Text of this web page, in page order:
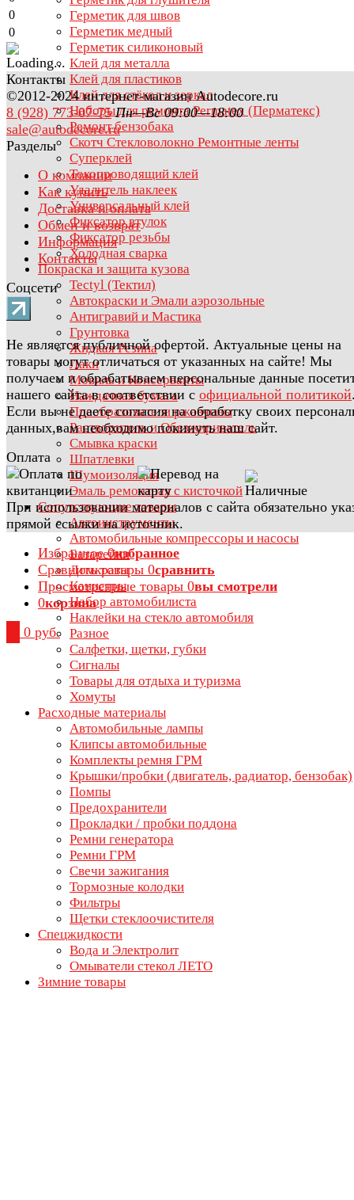
Герметик для швов
Герметик медный
Герметик силиконовый
Клей для металла
Клей для пластиков
Клей для стёкол и зеркал
Наборы для ремонта Permatex (Перматекс)
Ремонт бензобака
Скотч Стекловолокно Ремонтные ленты
Суперклей
Токопроводящий клей
Удалитель наклеек
Универсальный клей
Фиксатор втулок
Фиксатор резьбы
Холодная сварка
Покраска и защита кузова
Tectyl (Тектил)
Автокраски и Эмали аэрозольные
Антигравий и Мастика
Грунтовка
Жидкая Резина
Лаки
Мовиль и Консерванты
Наждачная бумага
Преобразователи ржавчины
Растворитель и Обезжириватель
Смывка краски
Шпатлевки
Шумоизоляция
Эмаль ремонтная с кисточкой
Сопутствующие товары
Автоинструменты
Автомобильные компрессоры и насосы
Батарейки
Домкраты
Канистры
Набор автомобилиста
Наклейки на стекло автомобиля
Разное
Салфетки, щетки, губки
Сигналы
Товары для отдыха и туризма
Хомуты
Расходные материалы
Автомобильные лампы
Клипсы автомобильные
Комплекты ремня ГРМ
Крышки/пробки (двигатель, радиатор, бензобак)
Помпы
Предохранители
Прокладки / пробки поддона
Ремни генератора
Ремни ГРМ
Свечи зажигания
Тормозные колодки
Фильтры
Щетки стеклоочистителя
Спецжидкости
Вода и Электролит
Омыватели стекол ЛЕТО
Зимние товары
0
0
Контакты
©2012-2024 интернет-магазин Autodecore.ru
8 (928) 773-07-75 Пн—Вс 09:00—18:00
sale@autodecore.ru
Разделы
О компании
Как купить
Доставка и оплата
Обмен и возврат
Информация
Контакты
Соцсети
Не является публичной офертой. Актуальные цены на
товары могут отличаться от указанных на сайте! Мы
получаем и обрабатываем персональные данные
нашего сайта в соответствии с официальной политикой
Если вы не даете согласия на обработку своих
данных,вам необходимо покинуть наш сайт.
Оплата
При использовании материалов с сайта обязательно
прямой ссылки на источник.
Избранное 0избранное
Сравнить товары 0сравнить
Просмотренные товары 0вы смотрели
0корзина
0 руб.